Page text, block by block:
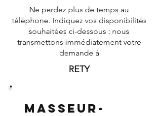
Ne perdez plus de temps au
téléphone. Indiquez vos disponibilités
souhaitées ci-dessous : nous
transmettons immédiatement votre
demande à
RETY
Masseur-